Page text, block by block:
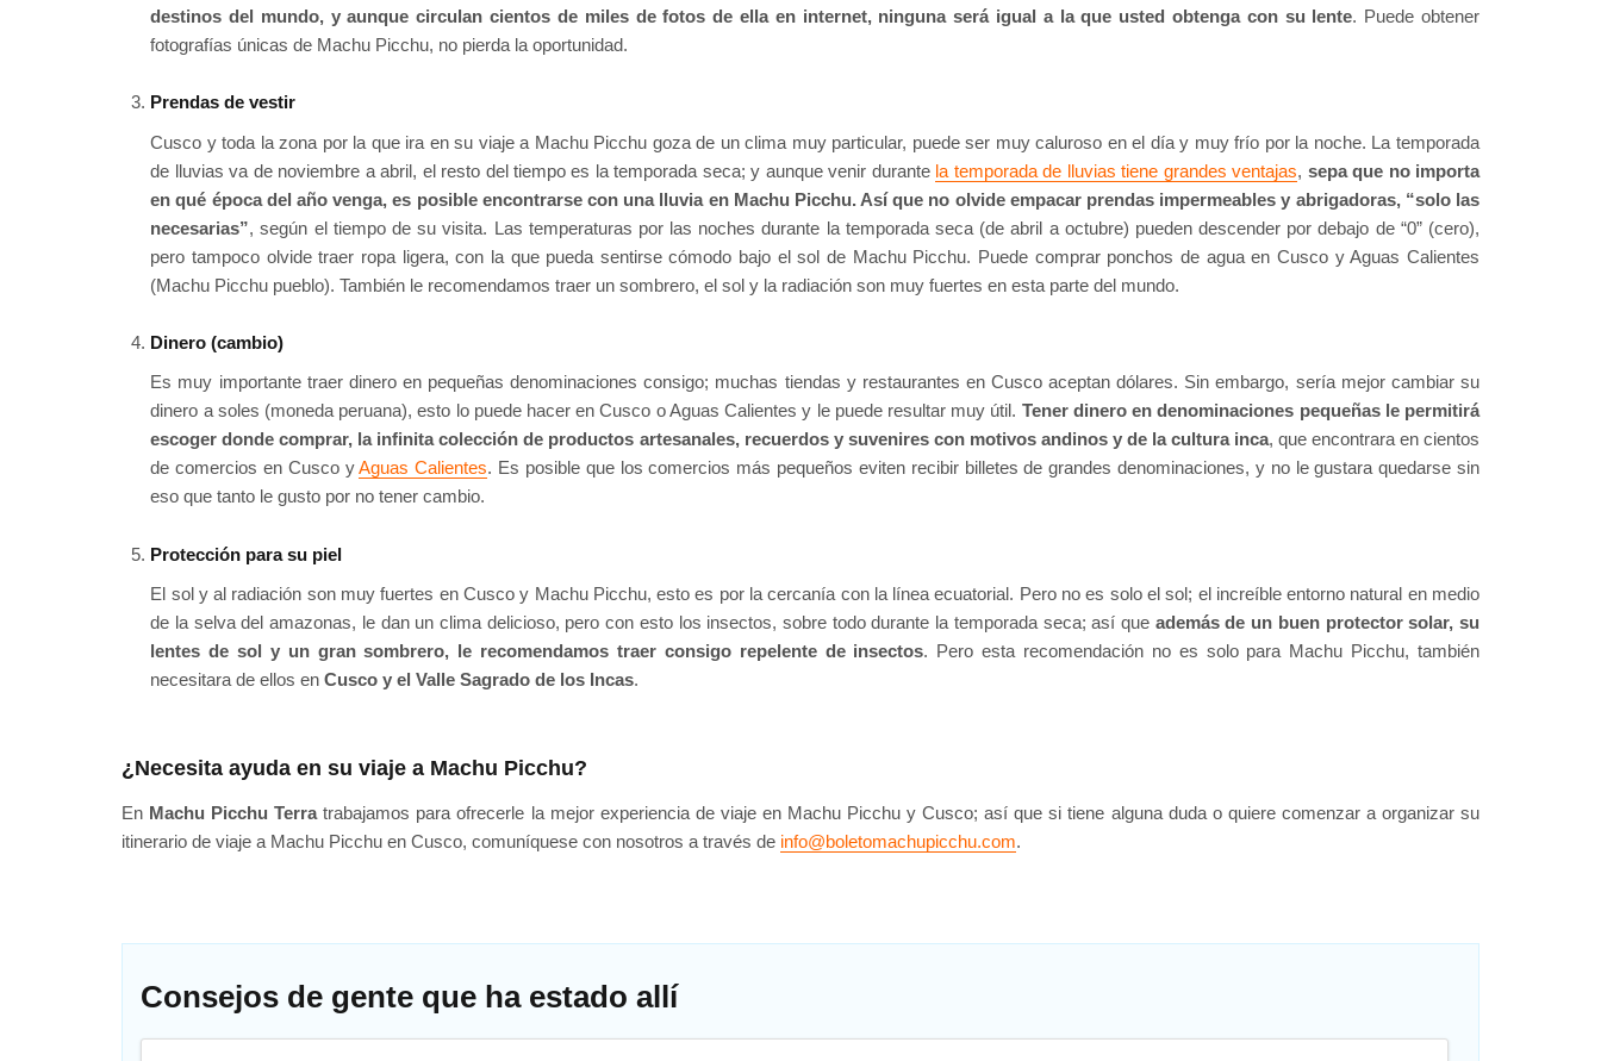
destinos del mundo, y aunque circulan cientos de miles de fotos de ella en internet, ninguna será igual a la que usted obtenga con su lente. Puede obtener
fotografías únicas de Machu Picchu, no pierda la oportunidad.
Prendas de vestir
Cusco y toda la zona por la que ira en su viaje a Machu Picchu goza de un clima muy particular, puede ser muy caluroso en el día y muy frío por la noche. La temporada
de lluvias va de noviembre a abril, el resto del tiempo es la temporada seca; y aunque venir durante la temporada de lluvias tiene grandes ventajas, sepa que no importa
en qué época del año venga, es posible encontrarse con una lluvia en Machu Picchu. Así que no olvide empacar prendas impermeables y abrigadoras, “solo las
necesarias”, según el tiempo de su visita. Las temperaturas por las noches durante la temporada seca (de abril a octubre) pueden descender por debajo de “0” (cero),
pero tampoco olvide traer ropa ligera, con la que pueda sentirse cómodo bajo el sol de Machu Picchu. Puede comprar ponchos de agua en Cusco y Aguas Calientes
(Machu Picchu pueblo). También le recomendamos traer un sombrero, el sol y la radiación son muy fuertes en esta parte del mundo.
Dinero (cambio)
Es muy importante traer dinero en pequeñas denominaciones consigo; muchas tiendas y restaurantes en Cusco aceptan dólares. Sin embargo, sería mejor cambiar su
dinero a soles (moneda peruana), esto lo puede hacer en Cusco o Aguas Calientes y le puede resultar muy útil. Tener dinero en denominaciones pequeñas le permitirá
escoger donde comprar, la infinita colección de productos artesanales, recuerdos y suvenires con motivos andinos y de la cultura inca, que encontrara en cientos
de comercios en Cusco yAguas Calientes. Es posible que los comercios más pequeños eviten recibir billetes de grandes denominaciones, y no le gustara quedarse sin
eso que tanto le gusto por no tener cambio.
Protección para su piel
El sol y al radiación son muy fuertes en Cusco y Machu Picchu, esto es por la cercanía con la línea ecuatorial. Pero no es solo el sol; el increíble entorno natural en medio
de la selva del amazonas, le dan un clima delicioso, pero con esto los insectos, sobre todo durante la temporada seca; así que además de un buen protector solar, su
lentes de sol y un gran sombrero, le recomendamos traer consigo repelente de insectos. Pero esta recomendación no es solo para Machu Picchu, también
necesitara de ellos enCusco y el Valle Sagrado de los Incas.
¿Necesita ayuda en su viaje a Machu Picchu?
En Machu Picchu Terratrabajamos para ofrecerle la mejor experiencia de viaje en Machu Picchu y Cusco; así que si tiene alguna duda o quiere comenzar a organizar su
itinerario de viaje a Machu Picchu en Cusco, comuníquese con nosotros a través de info@boletomachupicchu.com.
Consejos de gente que ha estado allí